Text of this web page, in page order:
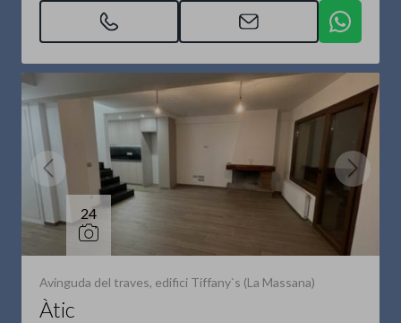
24
Avinguda del traves, edifici Tiffany`s (La Massana)
Àtic